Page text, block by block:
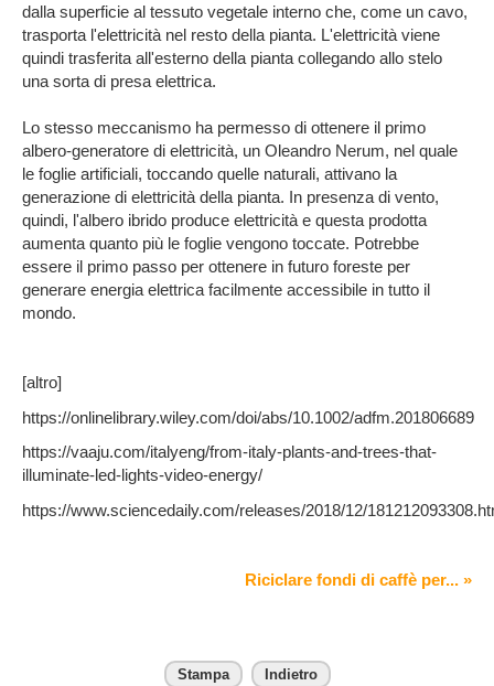
dalla superficie al tessuto vegetale interno che, come un cavo,
trasporta l'elettricità nel resto della pianta. L'elettricità viene
quindi trasferita all'esterno della pianta collegando allo stelo
una sorta di presa elettrica.
Lo stesso meccanismo ha permesso di ottenere il primo
albero-generatore di elettricità, un Oleandro Nerum, nel quale
le foglie artificiali, toccando quelle naturali, attivano la
generazione di elettricità della pianta. In presenza di vento,
quindi, l'albero ibrido produce elettricità e questa prodotta
aumenta quanto più le foglie vengono toccate. Potrebbe
essere il primo passo per ottenere in futuro foreste per
generare energia elettrica facilmente accessibile in tutto il
mondo.
[altro]
https://onlinelibrary.wiley.com/doi/abs/10.1002/adfm.201806689
https://vaaju.com/italyeng/from-italy-plants-and-trees-that-
illuminate-led-lights-video-energy/
https://www.sciencedaily.com/releases/2018/12/
Riciclare fondi di caffè per... »
Stampa Indietro